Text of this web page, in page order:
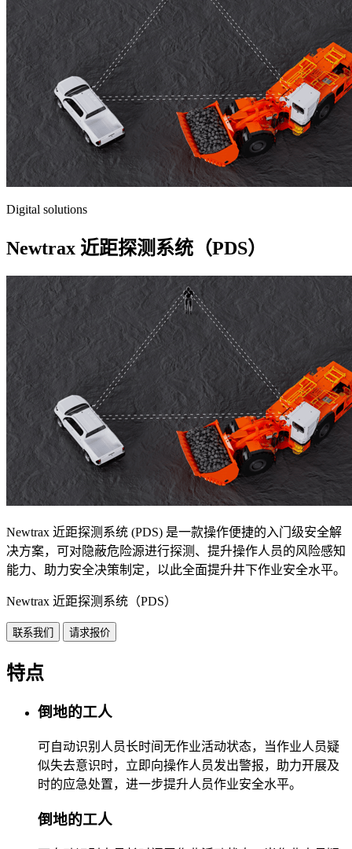
Digital solutions
Newtrax 近距探测系统（PDS）
Newtrax 近距探测系统 (PDS) 是一款操作便捷的入门级安全解
决方案，可对隐蔽危险源进行探测、提升操作人员的风险感知
能力、助力安全决策制定，以此全面提升井下作业安全水平。
Newtrax 近距探测系统（PDS）
联系我们 请求报价
特点
倒地的工人
可自动识别人员长时间无作业活动状态，当作业人员疑
似失去意识时，立即向操作人员发出警报，助力开展及
时的应急处置，进一步提升人员作业安全水平。
倒地的工人